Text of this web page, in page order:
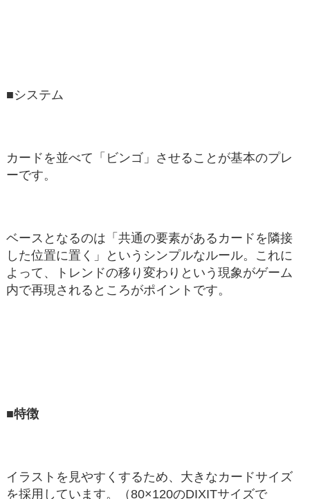
■システム
カードを並べて「ビンゴ」させることが基本のプレ
ーです。
ベースとなるのは「共通の要素があるカードを隣接
した位置に置く」というシンプルなルール。これに
よって、トレンドの移り変わりという現象がゲーム
内で再現されるところがポイントです。
■特徴
イラストを見やすくするため、大きなカードサイズ
を採用しています。（80×120のDIXITサイズで